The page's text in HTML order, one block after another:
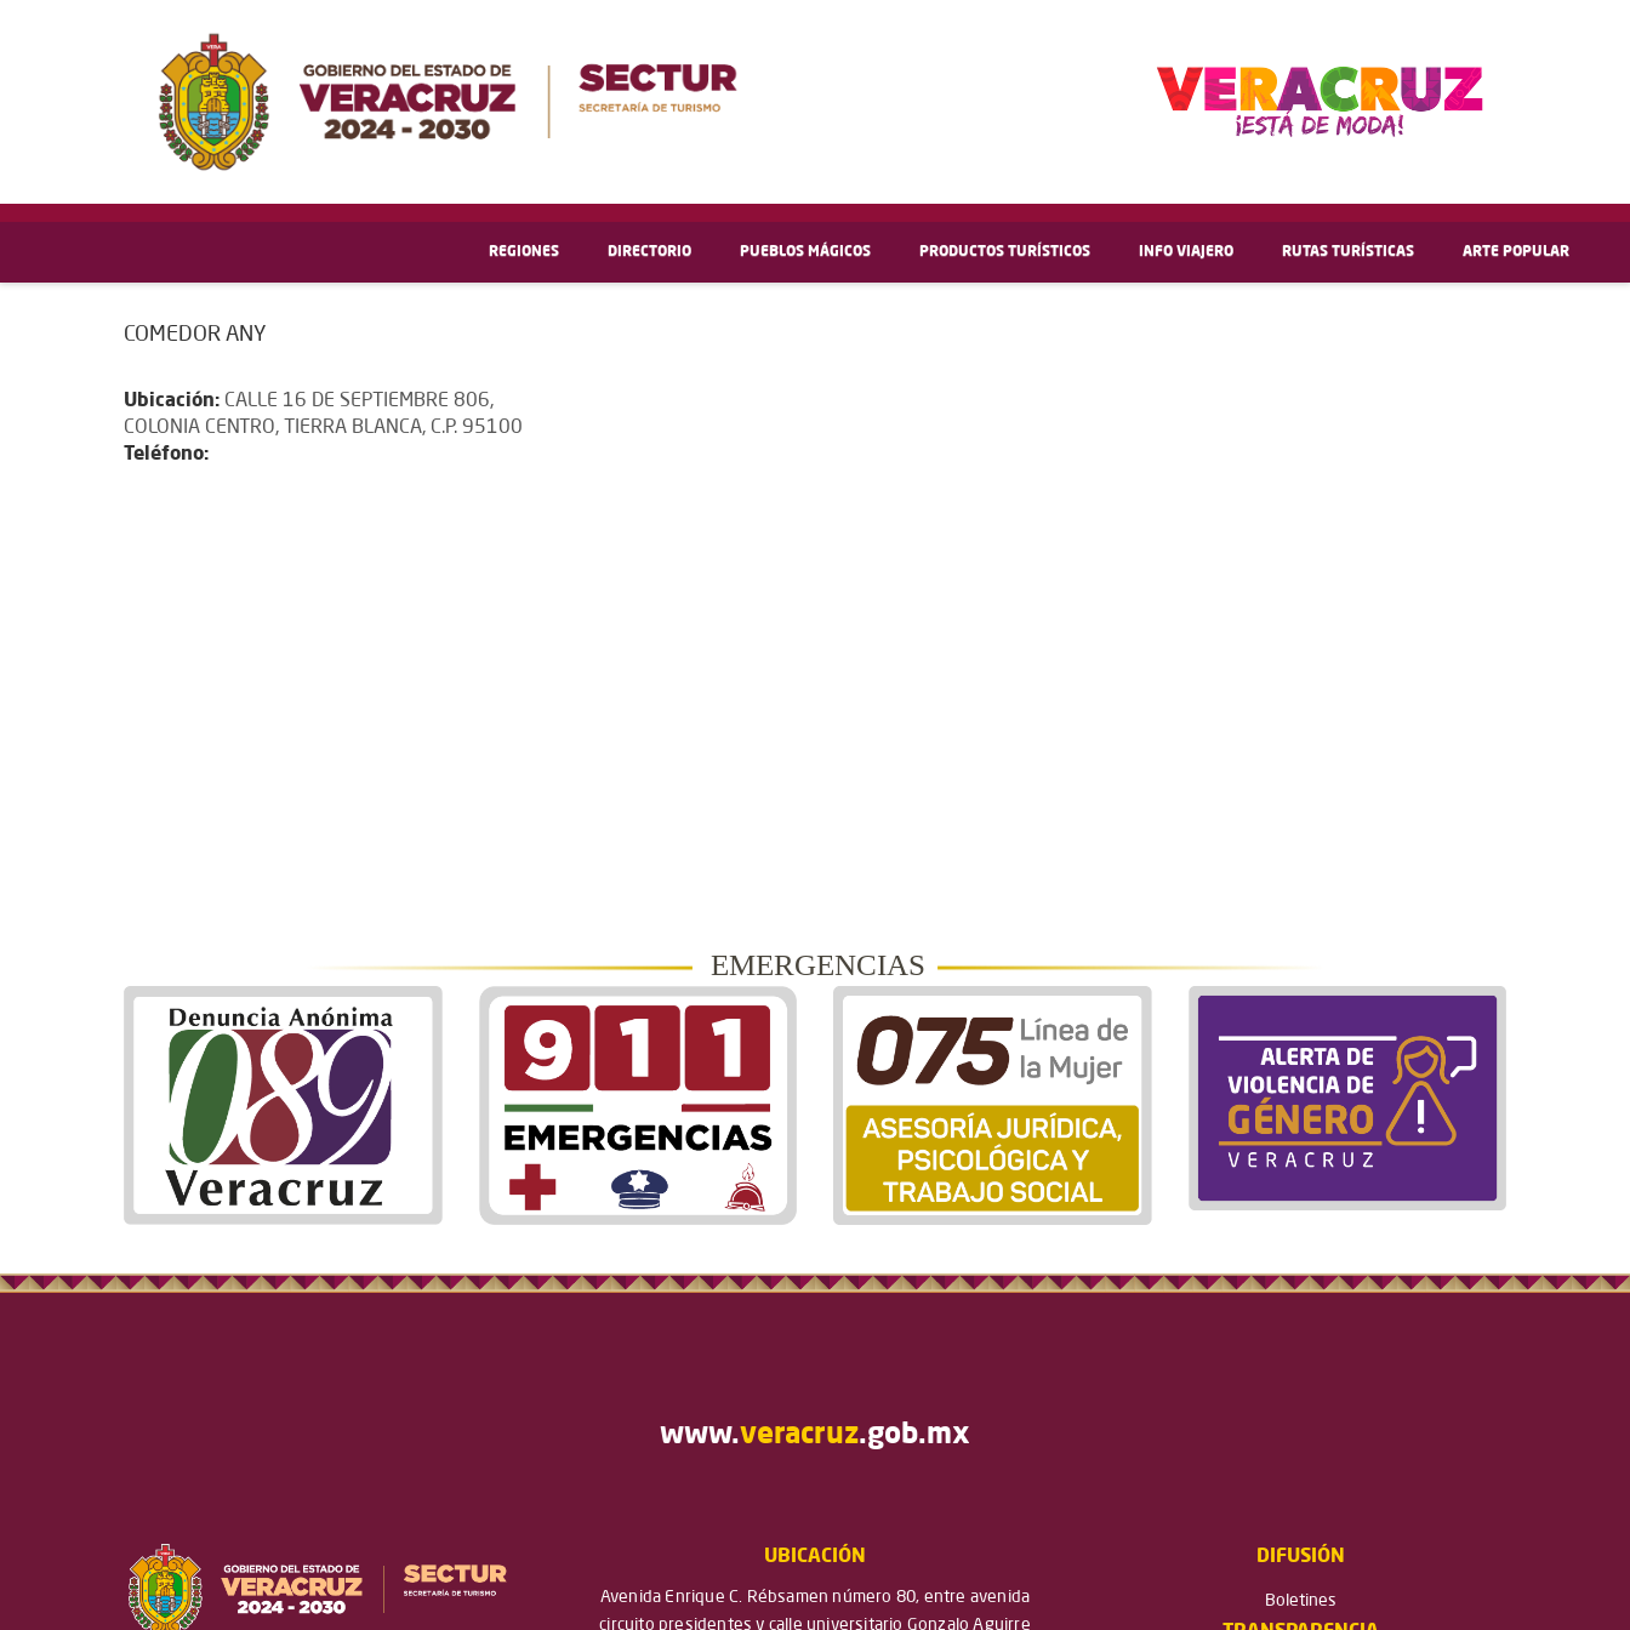
REGIONES DIRECTORIO PUEBLOS MÁGICOS PRODUCTOS TURÍSTICOS INFO VIAJERO RUTAS TURÍSTICAS ARTE POPULAR
COMEDOR ANY
Ubicación: CALLE 16 DE SEPTIEMBRE 806,
COLONIA CENTRO, TIERRA BLANCA, C.P. 95100
Teléfono:
EMERGENCIAS
www.veracruz.gob.mx
UBICACIÓN
Avenida Enrique C. Rébsamen número 80, entre avenida
circuito presidentes y calle universitario Gonzalo Aguirre
DIFUSIÓN
Boletines